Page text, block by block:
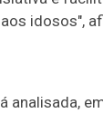
idosos",
analisada,